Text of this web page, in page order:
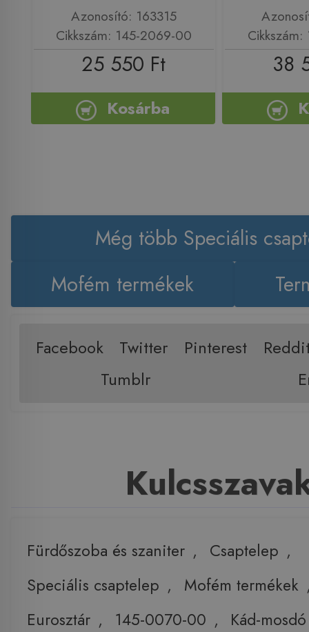
Azonosító: 163315
Cikkszám: 145-2069-00
25 550 Ft
Kosárba
38
Még több Speciális
Mofém termékek
Facebook Twitter Pinterest
Tumblr
Fürdőszoba és szaniter , Csaptelep ,
Speciális csaptelep , Mofém termékek
Eurosztár , 145-0070-00 ,
Kád-mosdó